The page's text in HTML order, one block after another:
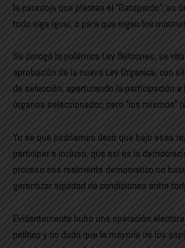
la paradoja que plantea el “Gatopardo”, es
todo siga igual, o para que sigan los
Se derogó la polémica Ley Beltrones, se
aprobación de la nueva Ley Organica, con
de selección, aperturando la participación
órganos seleccionador, pero “los mismos”
Yo se que podríamos decir que bajo esas
participar e incluso, que así es la
proceso sea realmente democratico no
garantizar equidad de condiciones entre
Evidentemente hubo una operación
político y no dudo que la mayoría de los